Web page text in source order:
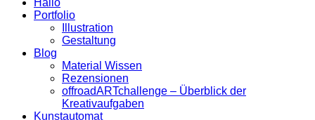
Hallo
Portfolio
Illustration
Gestaltung
Blog
Material Wissen
Rezensionen
offroadARTchallenge – Überblick der
Kreativaufgaben
Kunstautomat